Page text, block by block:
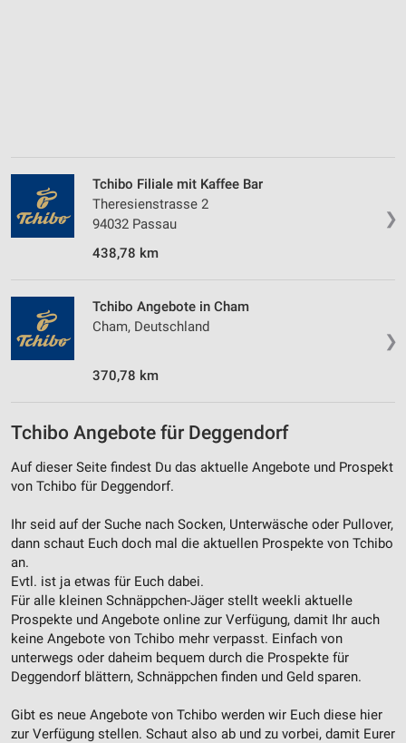
❯
Tchibo Filiale mit Kaffee Bar
Theresienstrasse 2
94032 Passau
438,78 km
❯
Tchibo Angebote in Cham
Cham, Deutschland
370,78 km
Tchibo Angebote für Deggendorf
Auf dieser Seite findest Du das aktuelle Angebote und Prospekt
von Tchibo für Deggendorf.
Ihr seid auf der Suche nach Socken, Unterwäsche oder Pullover,
dann schaut Euch doch mal die aktuellen Prospekte von Tchibo
an.
Evtl. ist ja etwas für Euch dabei.
Für alle kleinen Schnäppchen-Jäger stellt weekli aktuelle
Prospekte und Angebote online zur Verfügung, damit Ihr auch
keine Angebote von Tchibo mehr verpasst. Einfach von
unterwegs oder daheim bequem durch die Prospekte für
Deggendorf blättern, Schnäppchen finden und Geld sparen.
Gibt es neue Angebote von Tchibo werden wir Euch diese hier
zur Verfügung stellen. Schaut also ab und zu vorbei, damit Eurer